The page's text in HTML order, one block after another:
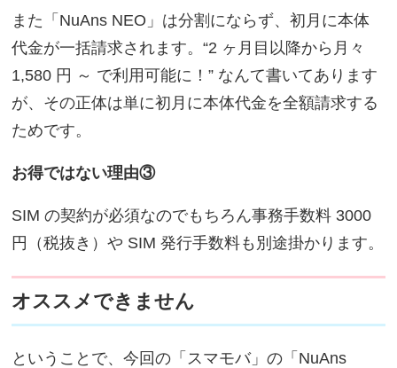
また「NuAns NEO」は分割にならず、初月に本体
代金が一括請求されます。“2 ヶ月目以降から月々
1,580 円 ～ で利用可能に！” なんて書いてあります
が、その正体は単に初月に本体代金を全額請求する
ためです。
お得ではない理由③
SIM の契約が必須なのでもちろん事務手数料 3000
円（税抜き）や SIM 発行手数料も別途掛かります。
オススメできません
ということで、今回の「スマモバ」の「NuAns